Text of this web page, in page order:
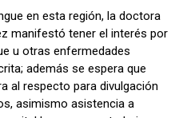
en esta región, la doctora
manifestó tener el interés por
u otras enfermedades
además se espera que
al respecto para divulgación
asimismo asistencia a